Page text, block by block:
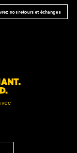
nos retours et échanges